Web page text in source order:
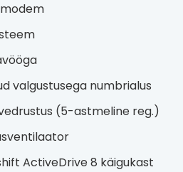
valgustusega numbrialus
(5-astmeline reg.)
ActiveDrive 8 käigukast